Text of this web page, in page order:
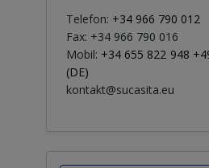
Telefon: +34 966 790 012
Fax: +34 966 790 016
Mobil: +34 655 822 948
(DE)
kontakt@sucasita.eu